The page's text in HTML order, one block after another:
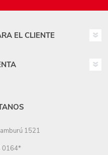
EL CLIENTE
1521
0164*